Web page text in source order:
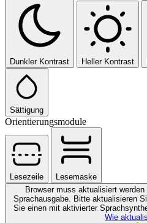
Dunkler Kontrast Heller Kontrast
Sättigung
Orientierungsmodule
Lesezeile
Lesemaske
Browser muss aktualisiert werden
Sprachausgabe. Bitte aktualisieren
Sie einen mit aktivierter
Wie